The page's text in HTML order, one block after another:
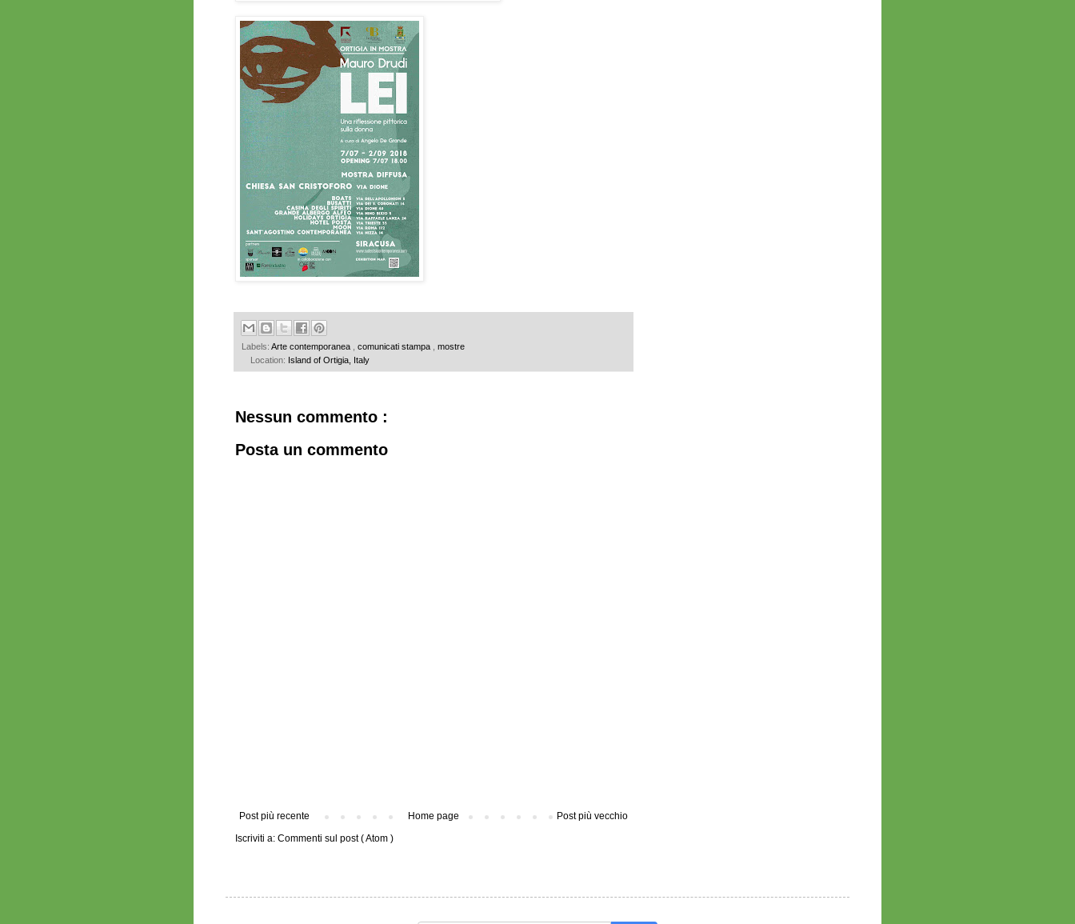
Labels: Arte contemporanea comunicati stampa
mostre
Location: Island of Ortigia, Italy
Nessun commento :
Posta un commento
Post più recente Post più vecchio
Home page
Iscriviti a: Commenti sul post ( Atom )